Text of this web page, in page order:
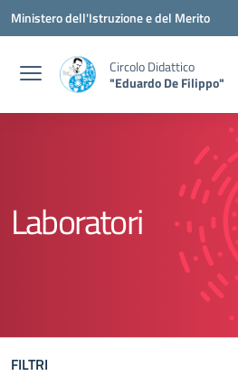
Vai ai contenuti
Vai al menu di navigazione
Vai al footer
Ministero dell'Istruzione e del Merito
Circolo Didattico
"Eduardo De Filippo"
Laboratori
FILTRI